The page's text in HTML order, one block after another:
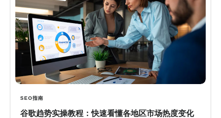
SEO指南
谷歌趋势实操教程：快速看懂各地区市场热度变化